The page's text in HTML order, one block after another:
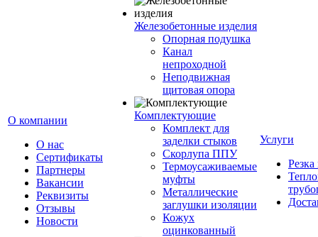
О компании
О нас
Сертификаты
Партнеры
Вакансии
Реквизиты
Отзывы
Новости
Железобетонные изделия
Опорная подушка
Канал
непроходной
Неподвижная
щитовая опора
Комплектующие
Комплект для
заделки стыков
Скорлупа ППУ
Термоусаживаемые
муфты
Металлические
заглушки изоляции
Кожух
оцинкованный
Услуги
Резка